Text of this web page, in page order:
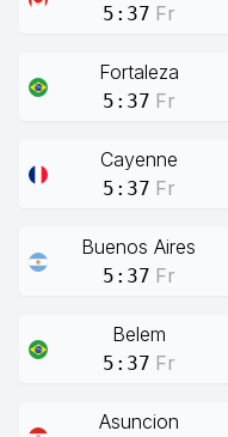
5:37 Fr
Fortaleza
5:37 Fr
Cayenne
5:37 Fr
Buenos Aires
5:37 Fr
Belem
5:37 Fr
Asuncion